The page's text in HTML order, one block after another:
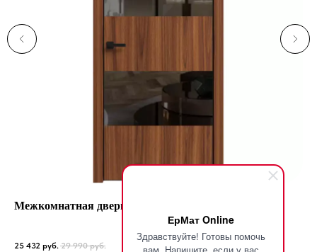
ЕрМат Online
Здравствуйте! Готовы помочь
Межкомнатная дверь Wood Glass 03
25 432 руб. 29 990 руб.